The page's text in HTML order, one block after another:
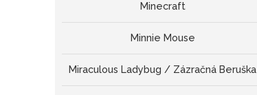
Minecraft
Minnie Mouse
Miraculous Ladybug / Zázračná Beruška